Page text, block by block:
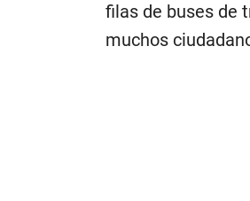
filas de buses de
muchos